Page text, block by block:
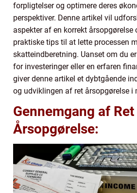
forpligtelser og optimere deres
perspektiver. Denne artikel vil
aspekter af en korrekt årsopgørelse
praktiske tips til at lette processen
skatteindberetning. Uanset om du
for investeringer eller en erfaren
giver denne artikel et dybtgående
og udviklingen af ret årsopgørelse i
Gennemgang af Ret
Årsopgørelse: